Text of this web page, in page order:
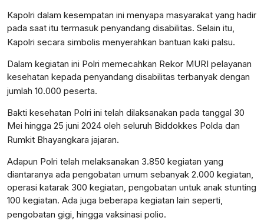
Kapolri dalam kesempatan ini menyapa masyarakat yang hadir
pada saat itu termasuk penyandang disabilitas. Selain itu,
Kapolri secara simbolis menyerahkan bantuan kaki palsu.
Dalam kegiatan ini Polri memecahkan Rekor MURI pelayanan
kesehatan kepada penyandang disabilitas terbanyak dengan
jumlah 10.000 peserta.
Bakti kesehatan Polri ini telah dilaksanakan pada tanggal 30
Mei hingga 25 juni 2024 oleh seluruh Biddokkes Polda dan
Rumkit Bhayangkara jajaran.
Adapun Polri telah melaksanakan 3.850 kegiatan yang
diantaranya ada pengobatan umum sebanyak 2.000 kegiatan,
operasi katarak 300 kegiatan, pengobatan untuk anak stunting
100 kegiatan. Ada juga beberapa kegiatan lain seperti,
pengobatan gigi, hingga vaksinasi polio.